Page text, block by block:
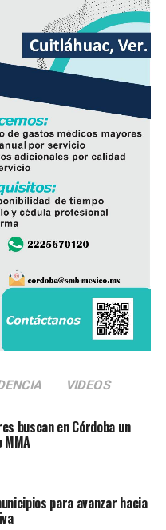
dar preferencia al
ofrece mayor
la economía de
actividad avícola.
y Puebla
con más de 350
una importante
para
VIDEOS
buscan en Córdoba un
MMA
para avanzar hacia